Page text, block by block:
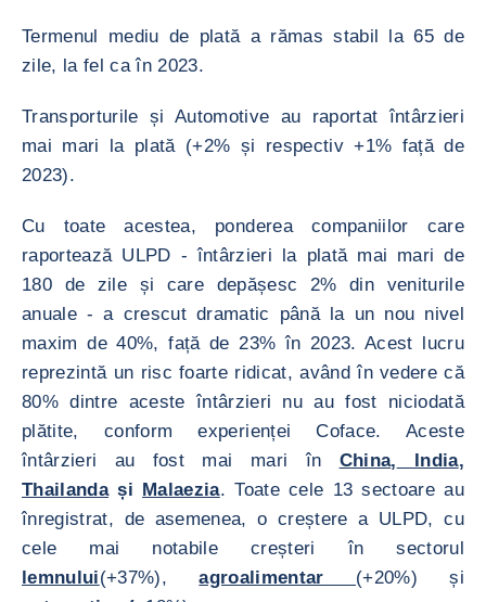
Termenul mediu de plată a rămas stabil la 65 de
zile, la fel ca în 2023.
Transporturile și Automotive au raportat întârzieri
mai mari la plată (+2% și respectiv +1% față de
2023).
Cu toate acestea, ponderea companiilor care
raportează ULPD - întârzieri la plată mai mari de
180 de zile și care depășesc 2% din veniturile
anuale - a crescut dramatic până la un nou nivel
maxim de 40%, față de 23% în 2023. Acest lucru
reprezintă un risc foarte ridicat, având în vedere că
80% dintre aceste întârzieri nu au fost niciodată
plătite, conform experienței Coface. Aceste
întârzieri au fost mai mari în China, India,
Thailandași Malaezia. Toate cele 13 sectoare au
înregistrat, de asemenea, o creștere a ULPD, cu
cele mai notabile creșteri în sectorul
lemnului(+37%),agroalimentar (+20%) și